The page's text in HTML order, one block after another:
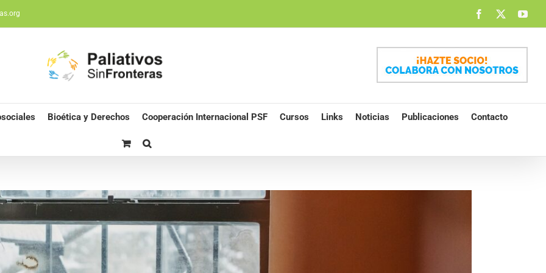
Facebook
Bioética y Derechos Cooperación Internacional PSF Cursos Links Noticias Publicaciones Contacto